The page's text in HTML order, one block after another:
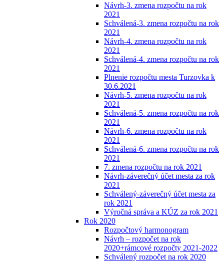
Návrh-3. zmena rozpočtu na rok
2021
Schválená-3. zmena rozpočtu na rok
2021
Návrh-4. zmena rozpočtu na rok
2021
Schválená-4. zmena rozpočtu na rok
2021
Plnenie rozpočtu mesta Turzovka k
30.6.2021
Návrh-5. zmena rozpočtu na rok
2021
Schválená-5. zmena rozpočtu na rok
2021
Návrh-6. zmena rozpočtu na rok
2021
Schválená-6. zmena rozpočtu na rok
2021
7. zmena rozpočtu na rok 2021
Návrh-záverečný účet mesta za rok
2021
Schválený-záverečný účet mesta za
rok 2021
Výročná správa a KÚZ za rok 2021
Rok 2020
Rozpočtový harmonogram
Návrh – rozpočet na rok
2020+rámcové rozpočty 2021-2022
Schválený rozpočet na rok 2020